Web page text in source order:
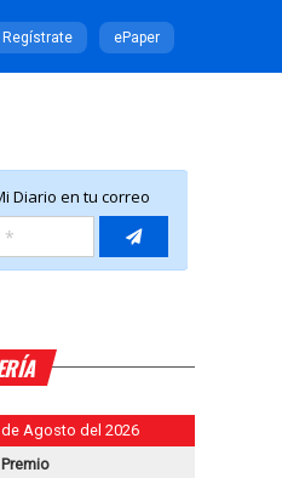
Regístrate ePaper
Agosto del 2026